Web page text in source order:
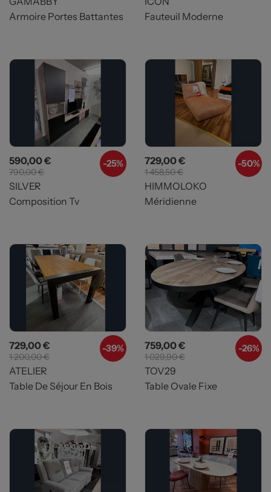
Armoire Portes Battantes
Fauteuil Moderne
-25%
Prix
590,00 € Prix de base
790,00 €
SILVER
Composition Tv
-50%
Prix
729,00 € Prix de base
1 458,50 €
HIMMOLOKO
Méridienne
-39%
Prix
729,00 € Prix de base
1 200,00 €
ATELIER
Table De Séjour En Bois
-26%
Prix
759,00 € Prix de base
1 029,90 €
TOV29
Table Ovale Fixe